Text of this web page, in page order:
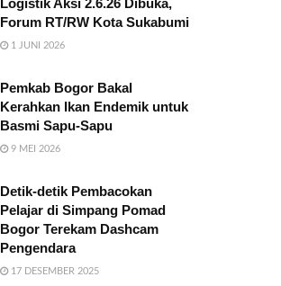
Logistik Aksi 2.6.26 Dibuka,
Forum RT/RW Kota Sukabumi
1 JUNI 2026
Pemkab Bogor Bakal
Kerahkan Ikan Endemik untuk
Basmi Sapu-Sapu
9 MEI 2026
Detik-detik Pembacokan
Pelajar di Simpang Pomad
Bogor Terekam Dashcam
Pengendara
17 DESEMBER 2025